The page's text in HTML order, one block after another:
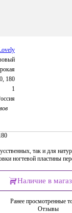
180
1
так и для
ногтевой пластины
Наличие в
Ранее просмотренные
Отзывы